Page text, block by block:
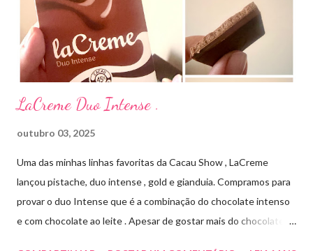
TÓPICO SOLUÇÃO é apresentado sob a forma líquida em
frascos de 120 ml. USO PEDIÁTRICO E ADULTO. Composição
Cada ml contém: Eritromicina base 20 mg Excipientes q.s....
LaCreme Duo Intense .
outubro 03, 2025
Uma das minhas linhas favoritas da Cacau Show , LaCreme
lançou pistache, duo intense , gold e gianduia. Compramos para
provar o duo Intense que é a combinação do chocolate intenso
e com chocolate ao leite . Apesar de gostar mais do chocolate